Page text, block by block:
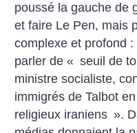
poussé la gauche de
et faire Le Pen, mais
complexe et profond
parler de « seuil de
ministre socialiste,
immigrés de Talbot
religieux iraniens ».